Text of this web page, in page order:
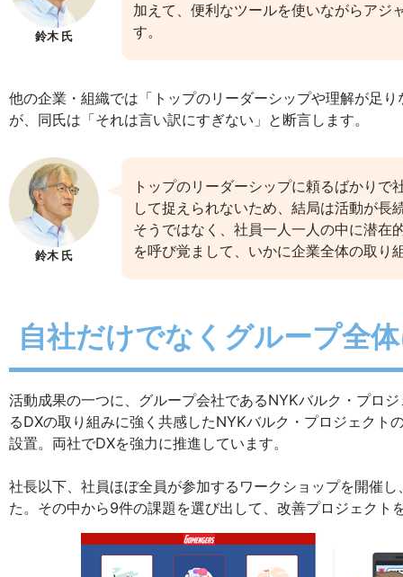
鈴木 氏
加えて、便利なツールを使いながらアジ
す。
他の企業・組織では「トップのリーダーシップや理解が足
が、同氏は「それは言い訳にすぎない」と断言します。
鈴木 氏
トップのリーダーシップに頼るばかりで
して捉えられないため、結局は活動が長
そうではなく、社員一人一人の中に潜在
を呼び覚まして、いかに企業全体の取り
自社だけでなくグループ全
活動成果の一つに、グループ会社であるNYKバルク・プロ
るDXの取り組みに強く共感したNYKバルク・プロジェク
設置。両社でDXを強力に推進しています。
社長以下、社員ほぼ全員が参加するワークショップを開催
た。その中から9件の課題を選び出して、改善プロジェクト